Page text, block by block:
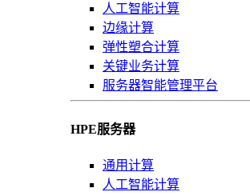
人工智能计算
边缘计算
弹性塑合计算
关键业务计算
服务器智能管理平台
HPE服务器
通用计算
人工智能计算